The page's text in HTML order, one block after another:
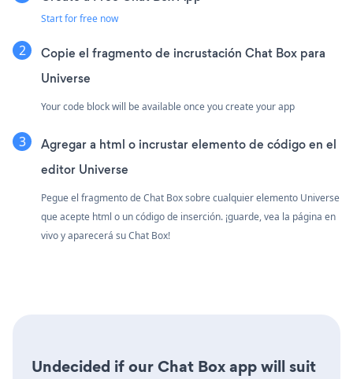
Start for free now
Copie el fragmento de incrustación Chat Box para
Universe
Your code block will be available once you create your app
Agregar a html o incrustar elemento de código en el
editor Universe
Pegue el fragmento de Chat Box sobre cualquier elemento Universe
que acepte html o un código de inserción. ¡guarde, vea la página en
vivo y aparecerá su Chat Box!
Undecided if our Chat Box app will suit